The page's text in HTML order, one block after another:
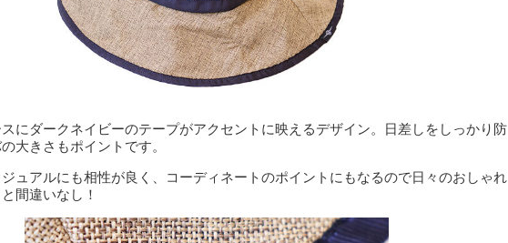
にダークネイビーのテープがアクセントに映えるデザイン。日差しをしっかり防
大きさもポイントです。
ュアルにも相性が良く、コーディネートのポイントにもなるので日々のおしゃれ
間違いなし！